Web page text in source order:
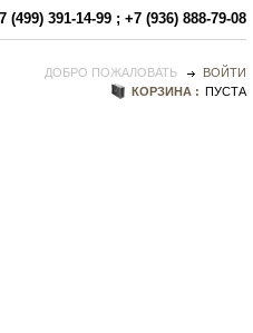
(499) 391-14-99 ; +7 (936) 888-79-08
ДОБРО ПОЖАЛОВАТЬ
ВОЙТИ
КОРЗИНА :
ПУСТА